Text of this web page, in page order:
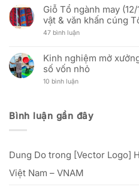
30/04/2026)
địa
chỉ
văn
phòng
mới
In
Cờ
Vải:
Phân
Tích
Và
Hiệu
Quả
Tư
Hải
Triều
ra
mắt
Zalo
nâng
tầm
trải
nghiệm
dịch
bình
luận
ở
Ưu
đãi
Phụ
nữ
Việt
Nam:
phụ
nữ
25/09
đến
20/10/2025
Giỗ Tổ ngành may
vật & văn khấn cúng
47 bình luậnở
ngành
may
(12/12
lễ
vật
Tổ
Kinh nghiệm mở
số vốn nhỏ
10 bình luậnở
in
hiệu
quả
số
Bình luận gần đây
Dung Do trong [Vector Logo]
Việt Nam – VNAM